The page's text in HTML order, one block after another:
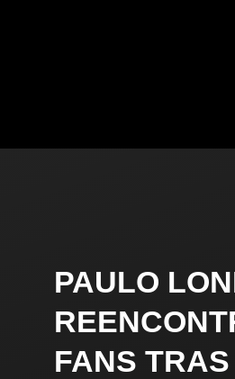
PAULO
FANS